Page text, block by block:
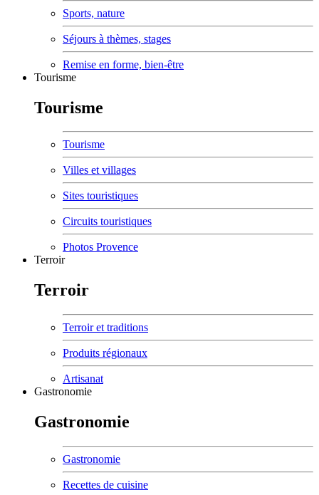
Sports, nature
Séjours à thèmes, stages
Remise en forme, bien-être
Tourisme
Tourisme
Tourisme
Villes et villages
Sites touristiques
Circuits touristiques
Photos Provence
Terroir
Terroir
Terroir et traditions
Produits régionaux
Artisanat
Gastronomie
Gastronomie
Gastronomie
Recettes de cuisine